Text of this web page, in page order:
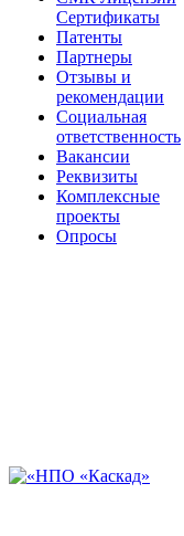
Сертификаты
Патенты
Партнеры
Отзывы и
рекомендации
Социальная
ответственность
Вакансии
Реквизиты
Комплексные
проекты
Опросы